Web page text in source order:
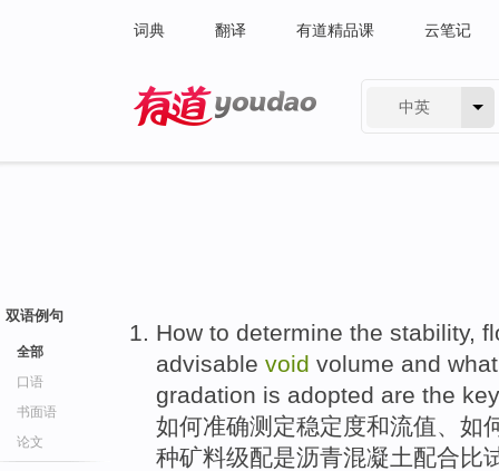
词典 翻译 有道精品课 云笔记
中英
双语例句
全部
口语
书面语
论文
How to determine the stability,
advisable void volume and
gradation is adopted are the key
如何准确测定稳定度和流值、如
种矿料级配是沥青混凝土配合比